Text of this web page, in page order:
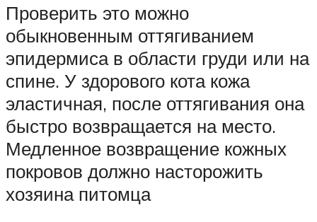
Проверить это можно
обыкновенным оттягиванием
эпидермиса в области груди или на
спине. У здорового кота кожа
эластичная, после оттягивания она
быстро возвращается на место.
Медленное возвращение кожных
покровов должно насторожить
хозяина питомца